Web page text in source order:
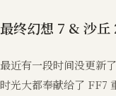
最终幻想 7 & 沙丘
最近有一段时间没更新
时光大都奉献给了 FF7